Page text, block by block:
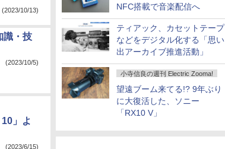
NFC搭載で音楽配信へ
ティアック、カセットテープ
などをデジタル化する「思い
出アーカイブ推進活動」
小寺信良の週刊 Electric Zooma!
望遠ブーム来てる!? 9年ぶり
に大復活した、ソニー
「RX10 V」
(2023/10/13)
識・技
(2023/10/5)
」よ
(2023/6/15)